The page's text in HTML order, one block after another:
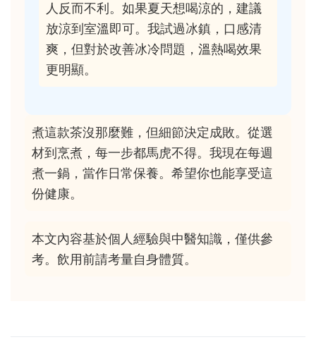
人反而不利。如果夏天想喝涼的，建議
放涼到室溫即可。我試過冰鎮，口感清
爽，但對於改善冰冷問題，溫熱喝效果
更明顯。
煮這款茶沒那麼難，但細節決定成敗。從選
材到烹煮，每一步都馬虎不得。我現在每週
煮一鍋，當作日常保養。希望你也能享受這
份健康。
本文內容基於個人經驗與中醫知識，僅供參
考。飲用前請考量自身體質。